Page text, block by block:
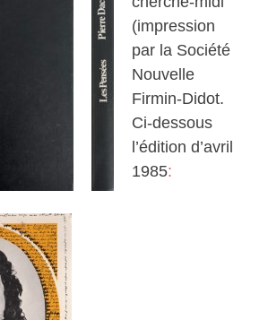
(impression
par la Société
Nouvelle
Firmin-Didot.
Ci-dessous
l’édition d’avril
1985: